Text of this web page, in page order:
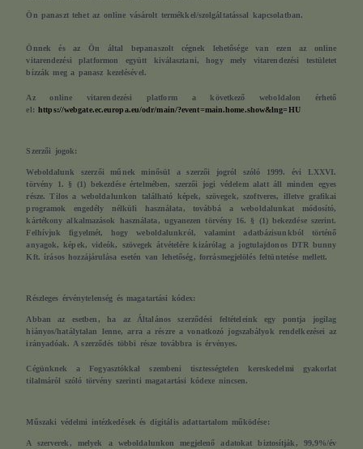
Ön panaszt tehet az online vásárolt termékkel/szolgáltatással kapcsolatban.
Önnek és az Ön által bepanaszolt cégnek lehetősége van ezen az online
vitarendezési platformon együtt kiválasztani, hogy mely vitarendezési testületet
bízzák meg a panasz kezelésével.
Az online vitarendezési platform a következő weboldalon érhető
el:https://webgate.ec.europa.eu/odr/main/?event=main.home.show&lng=HU
Szerzői jogok:
Weboldalunk szerzői műnek minősül a szerzői jogról szóló 1999. évi LXXVI.
törvény 1. § (1) bekezdése értelmében, szerzői jogi védelem alatt áll minden egyes
része. Tilos a weboldalunkon található képek, szövegek, szoftveres, illetve grafikai
programok engedély nélküli használata, továbbá a weboldalunkat módosító,
kártékony alkalmazások használata, ugyanezen törvény 16. § (1) bekezdése szerint.
Felhívjuk figyelmét, hogy weboldalunkról, valamint adatbázisunkból történő
anyagok, képek, videók, szövegek átvételére kizárólag a jogtulajdonos DTR bunny
Kft. írásos hozzájárulása esetén van lehetőség, forrásmegjelölés feltüntetése mellett.
Részleges érvénytelenség és magatartási kódex:
Abban az esetben, ha az Általános szerződési feltételeink egy pontja jogilag
hiányos/hatálytalan lenne, arra a részre a vonatkozó jogszabályok rendelkezései az
irányadóak. A szerződés többi része továbbra is érvényes.
Cégünknek a Fogyasztókkal szembeni tisztességtelen kereskedelmi gyakorlat
tilalmáról szóló törvény szerinti magatartási kódexe nincsen.
Műszaki védelmi intézkedések és digitális adattartalom működése:
A szerverek, melyek a weboldalunkon megjelenő adatokat biztosítják, 99,9%/év